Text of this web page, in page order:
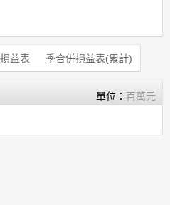
益表 季合併損益表(累計)
單位： 百萬元